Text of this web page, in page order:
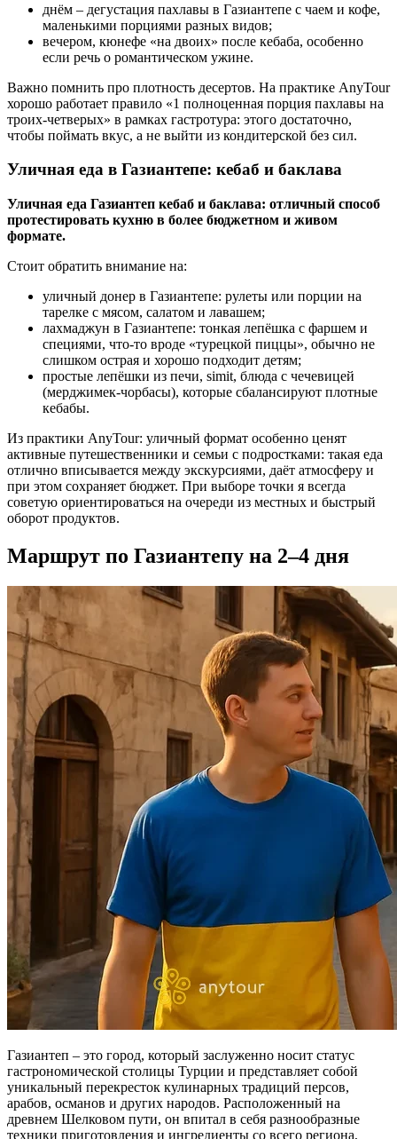
днём – дегустация пахлавы в Газиантепе с чаем и кофе,
маленькими порциями разных видов;
вечером, кюнефе «на двоих» после кебаба, особенно
если речь о романтическом ужине.
Важно помнить про плотность десертов. На практике AnyTour
хорошо работает правило «1 полноценная порция пахлавы на
троих‑четверых» в рамках гастротура: этого достаточно,
чтобы поймать вкус, а не выйти из кондитерской без сил.
Уличная еда в Газиантепе: кебаб и баклава
Уличная еда Газиантеп кебаб и баклава: отличный способ
протестировать кухню в более бюджетном и живом
формате.
Стоит обратить внимание на:
уличный донер в Газиантепе: рулеты или порции на
тарелке с мясом, салатом и лавашем;
лахмаджун в Газиантепе: тонкая лепёшка с фаршем и
специями, что‑то вроде «турецкой пиццы», обычно не
слишком острая и хорошо подходит детям;
простые лепёшки из печи, simit, блюда с чечевицей
(мерджимек‑чорбасы), которые сбалансируют плотные
кебабы.
Из практики AnyTour: уличный формат особенно ценят
активные путешественники и семьи с подростками: такая еда
отлично вписывается между экскурсиями, даёт атмосферу и
при этом сохраняет бюджет. При выборе точки я всегда
советую ориентироваться на очереди из местных и быстрый
оборот продуктов.
Маршрут по Газиантепу на 2–4 дня
Газиантеп – это город, который заслуженно носит статус
гастрономической столицы Турции и представляет собой
уникальный перекресток кулинарных традиций персов,
арабов, османов и других народов. Расположенный на
древнем Шелковом пути, он впитал в себя разнообразные
техники приготовления и ингредиенты со всего региона,